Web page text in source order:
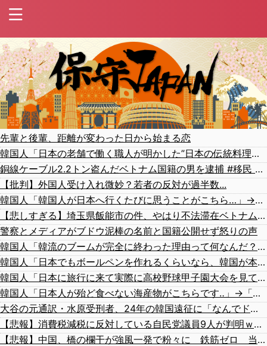
先輩と後輩、距離が変わった日から始まる恋
韓国人「日本の老舗で働く職人が明かした”日本の伝統料理の秘密”がこちら・・・」
銅線ケーブル2.2トン盗んだベトナム国籍の男を逮捕 #移民 #外国人 #ニュース
【批判】外国人受け入れ微妙？若者の反対が過半数...
韓国人「韓国人が日本へ行くたびに思うことがこちら…」→「同意する」「めちゃくちゃ分かる…（ﾌﾞﾙﾌﾞﾙ」＝韓国の反応
【悲しすぎる】埼玉県飯能市の件、やはり不法滞在ベトナム人でした
警察とメディアがブドウ泥棒の名前と国籍公開せず怒りの声
韓国人「韓流のブームが完全に終わった理由って何なんだ？日本でも全然K-POPの話題が出てないようだけど…（ﾌﾞﾙﾌﾞﾙ」＝韓国の反応
韓国人「日本でもボールペンを作れるくらいなら、韓国が本気を出せばすぐ作れるはずです」
韓国人「日本に旅行に来て実際に高校野球甲子園大会を見て感じたこと」
韓国人「日本人が殆ど食べない海産物がこちらです‥」→「島国の日本人がどうして食べない？」
大谷の元通訳・水原受刑者、24年の韓国遠征に「なんでドジャースが韓国に？」「日本なら分かるんだけど」「みんな気が乗らない」と語っていたことが判明
【悲報】消費税減税に反対している自民党議員9人が判明ｗｗｗｗｗｗ
【悲報】中国、橋の欄干が強風一発で粉々に 鉄筋ゼロ 当局「接着剤でくっつけただけ」「正常で、品質問題はない」